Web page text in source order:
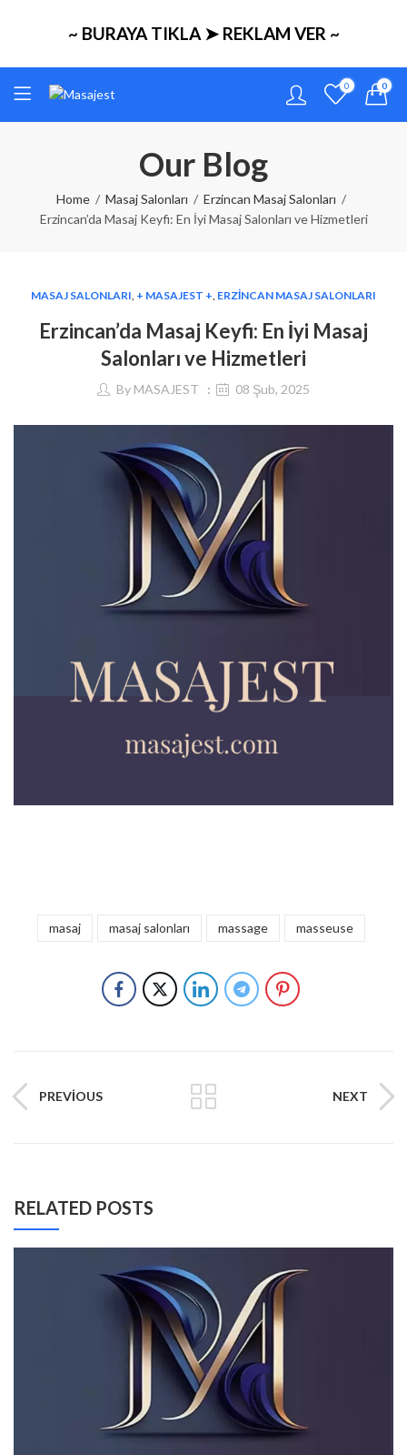
~ BURAYA TIKLA ➤ REKLAM VER ~
0 0
Our Blog
Home Masaj Salonları
Erzincan Masaj Salonları
Erzincan’da Masaj Keyfi: En İyi Masaj Salonları ve Hizmetleri
MASAJ SALONLARI, + MASAJEST +, ERZINCAN MASAJ SALONLARI
Erzincan’da Masaj Keyfi: En İyi Masaj
Salonları ve Hizmetleri
By MASAJEST 08 Şub, 2025
masaj masaj salonları massage masseuse
PREVIOUS NEXT
RELATED POSTS